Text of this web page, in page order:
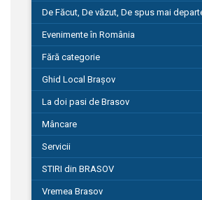
De Făcut, De văzut, De spus mai
149
Evenimente în România
Fără categorie
Ghid Local Brașov
La doi pasi de Brasov
Mâncare
Servicii
STIRI din BRASOV
Vremea Brasov